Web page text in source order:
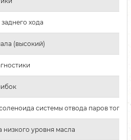
хода
(высокий)
системы отвода паров
низкого уровня масла